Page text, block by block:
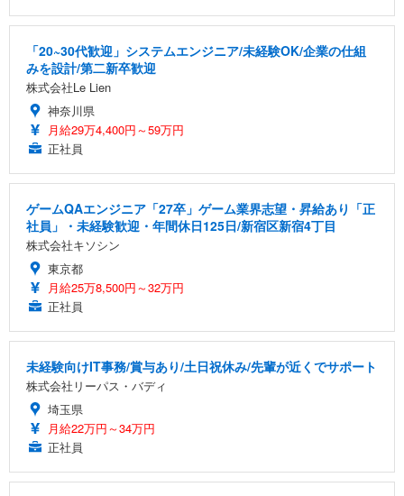
「20~30代歓迎」システムエンジニア/未経験OK/企業の仕組
みを設計/第二新卒歓迎
株式会社Le Lien
神奈川県
月給29万4,400円～59万円
正社員
ゲームQAエンジニア「27卒」ゲーム業界志望・昇給あり「正
社員」・未経験歓迎・年間休日125日/新宿区新宿4丁目
株式会社キソシン
東京都
月給25万8,500円～32万円
正社員
未経験向けIT事務/賞与あり/土日祝休み/先輩が近くでサポート
株式会社リーパス・バディ
埼玉県
月給22万円～34万円
正社員